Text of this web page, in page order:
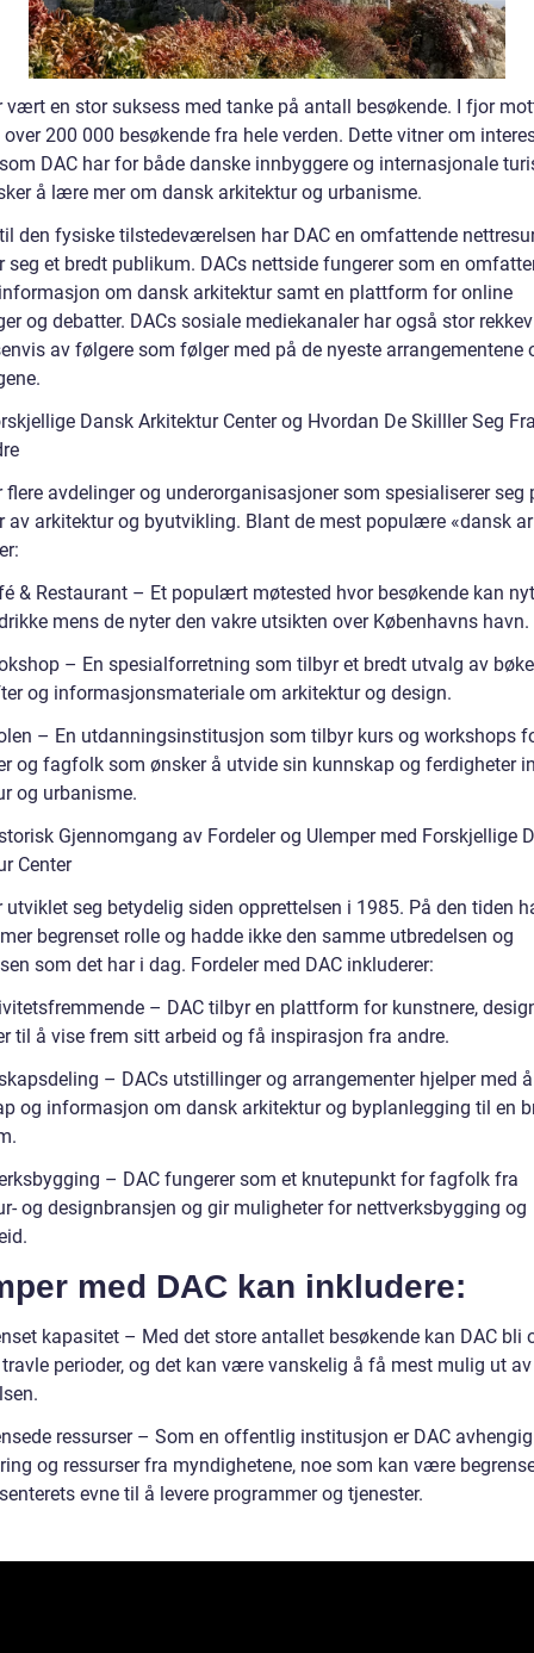
vært en stor suksess med tanke på antall besøkende. I fjor
over 200 000 besøkende fra hele verden. Dette vitner om
DAC har for både danske innbyggere og internasjonale
å lære mer om dansk arkitektur og urbanisme.
den fysiske tilstedeværelsen har DAC en omfattende
seg et bredt publikum. DACs nettside fungerer som en
om dansk arkitektur samt en plattform for online
og debatter. DACs sosiale mediekanaler har også stor
av følgere som følger med på de nyeste arrangementene
Dansk Arkitektur Center og Hvordan De Skilller Seg
flere avdelinger og underorganisasjoner som spesialiserer seg
av arkitektur og byutvikling. Blant de mest populære «dansk
& Restaurant – Et populært møtested hvor besøkende kan
mens de nyter den vakre utsikten over Københavns havn.
– En spesialforretning som tilbyr et bredt utvalg av
og informasjonsmateriale om arkitektur og design.
– En utdanningsinstitusjon som tilbyr kurs og workshops
og fagfolk som ønsker å utvide sin kunnskap og ferdigheter
og urbanisme.
Gjennomgang av Fordeler og Ulemper med Forskjellige
Center
utviklet seg betydelig siden opprettelsen i 1985. På den tiden
begrenset rolle og hadde ikke den samme utbredelsen og
som det har i dag. Fordeler med DAC inkluderer:
– DAC tilbyr en plattform for kunstnere,
til å vise frem sitt arbeid og få inspirasjon fra andre.
– DACs utstillinger og arrangementer hjelper med
og informasjon om dansk arkitektur og byplanlegging til en
– DAC fungerer som et knutepunkt for fagfolk fra
og designbransjen og gir muligheter for nettverksbygging og
med DAC kan inkludere:
kapasitet – Med det store antallet besøkende kan DAC bli
perioder, og det kan være vanskelig å få mest mulig ut av
ressurser – Som en offentlig institusjon er DAC
og ressurser fra myndighetene, noe som kan være
evne til å levere programmer og tjenester.